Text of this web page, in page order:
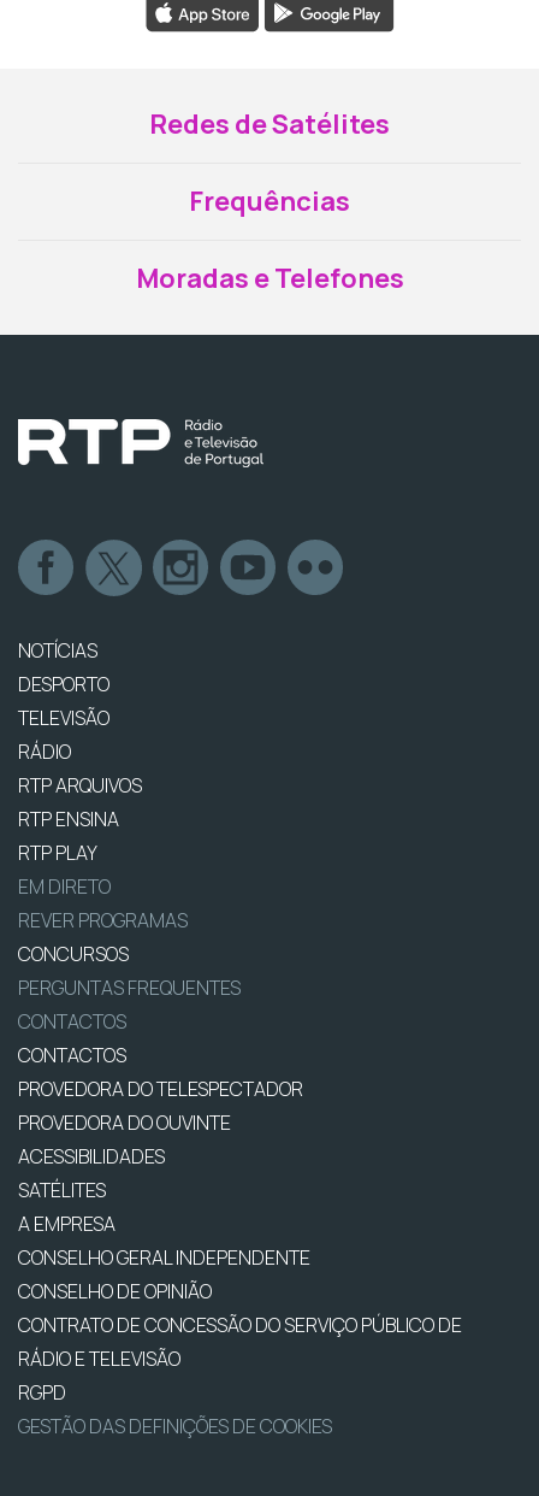
Redes de Satélites
Frequências
Moradas e Telefones
NOTÍCIAS
DESPORTO
TELEVISÃO
RÁDIO
RTP ARQUIVOS
RTP ENSINA
RTP PLAY
EM DIRETO
REVER PROGRAMAS
CONCURSOS
PERGUNTAS FREQUENTES
CONTACTOS
CONTACTOS
PROVEDORA DO TELESPECTADOR
PROVEDORA DO OUVINTE
ACESSIBILIDADES
SATÉLITES
A EMPRESA
CONSELHO GERAL INDEPENDENTE
CONSELHO DE OPINIÃO
CONTRATO DE CONCESSÃO DO SERVIÇO PÚBLICO DE
RÁDIO E TELEVISÃO
RGPD
GESTÃO DAS DEFINIÇÕES DE COOKIES